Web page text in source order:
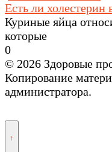
Есть ли холестерин
Куриные яйца
которые
0
© 2026 Здоровые
Копирование
администратора.